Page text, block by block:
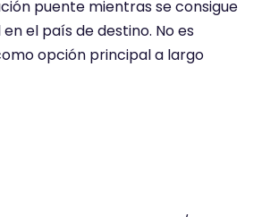
puente mientras se consigue
el país de destino. No es
opción principal a largo